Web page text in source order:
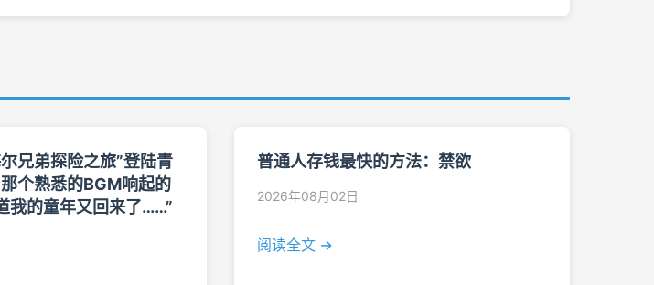
兄弟探险之旅”登陆青
个熟悉的BGM响起的
我的童年又回来了……”
普通人存钱最快的方法：禁欲
2026年08月02日
阅读全文 →